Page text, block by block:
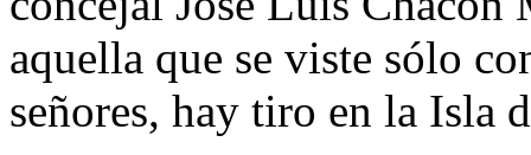
aquella que se viste sólo
señores, hay tiro en la Isla